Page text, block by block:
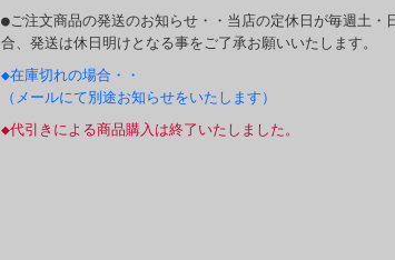
●ご注文商品の発送のお知らせ・・当店の定休日が毎週土
合、発送は休日明けとなる事をご了承お願いいたします。
◆在庫切れの場合・・
（メールにて別途お知らせをいたします）
◆代引きによる商品購入は終了いたしました。